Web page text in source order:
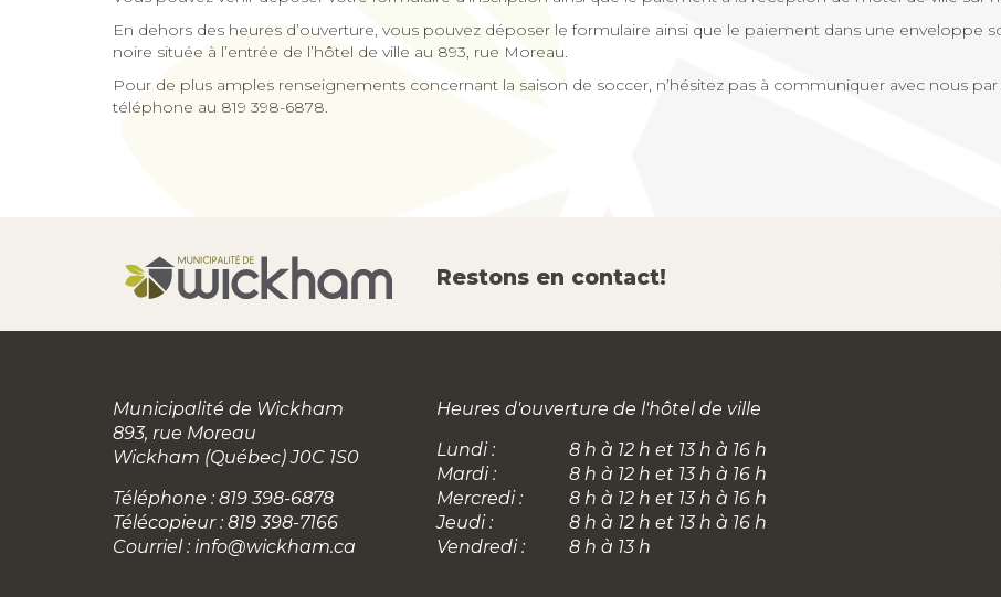
En dehors des heures d’ouverture, vous pouvez déposer le formulaire ainsi que le paiement dans une enveloppe
noire située à l’entrée de l’hôtel de ville au 893, rue Moreau.
Pour de plus amples renseignements concernant la saison de soccer, n’hésitez pas à communiquer avec nous par
téléphone au 819 398-6878.
Restons en contact!
Municipalité de Wickham
893, rue Moreau
Wickham (Québec) J0C 1S0
Téléphone : 819 398-6878
Télécopieur : 819 398-7166
Courriel : info@wickham.ca
Heures d'ouverture de l'hôtel de ville
Lundi :
8 h à 12 h et 13 h à 16 h
Mardi :
8 h à 12 h et 13 h à 16 h
Mercredi :
8 h à 12 h et 13 h à 16 h
Jeudi :
8 h à 12 h et 13 h à 16 h
Vendredi :
8 h à 13 h